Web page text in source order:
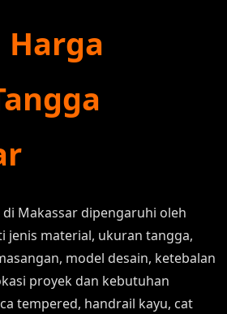
Harga
Makassar dipengaruhi oleh
jenis material, ukuran tangga,
model desain, ketebalan
proyek dan kebutuhan
tempered, handrail kayu, cat